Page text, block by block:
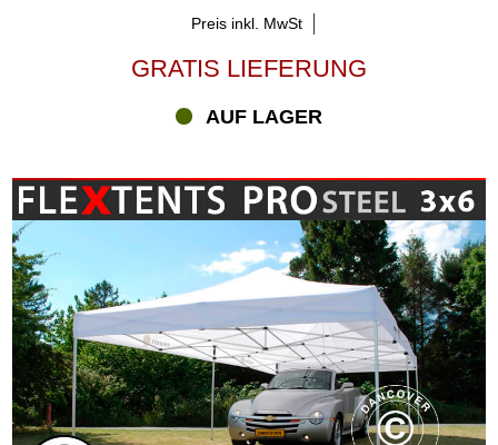
Preis inkl. MwSt
GRATIS LIEFERUNG
AUF LAGER